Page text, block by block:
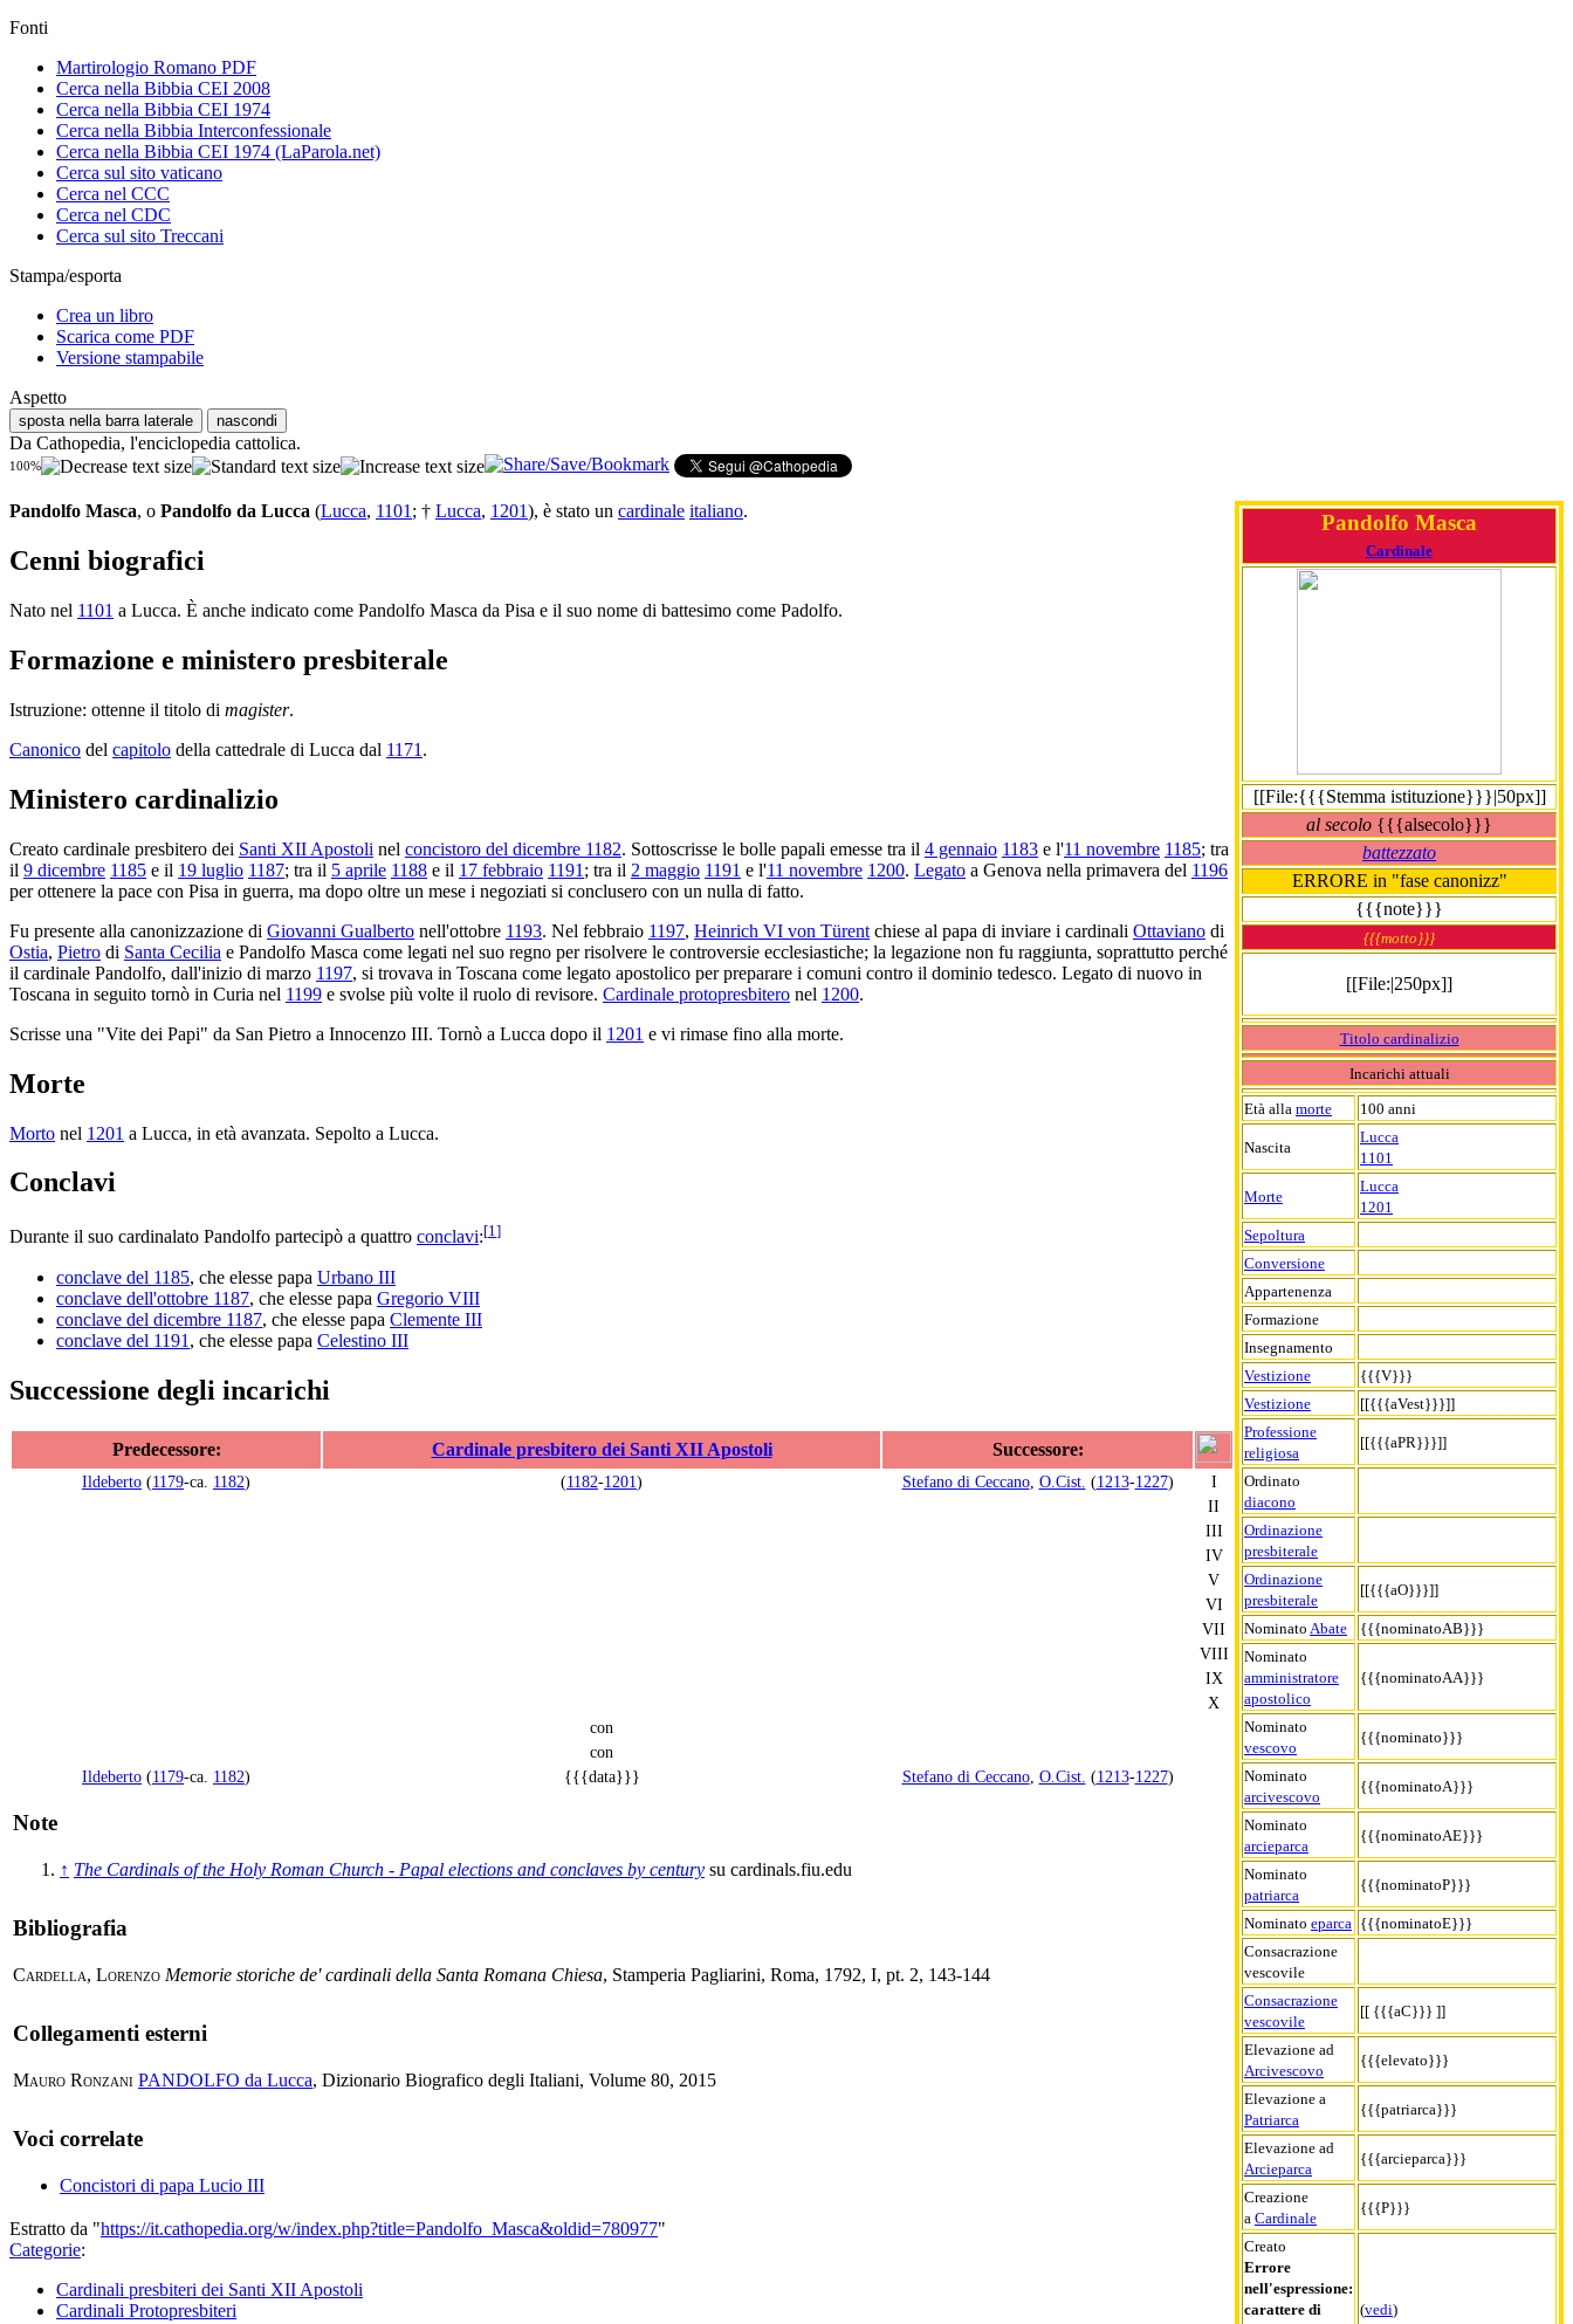
Fonti
Martirologio Romano PDF
Cerca nella Bibbia CEI 2008
Cerca nella Bibbia CEI 1974
Cerca nella Bibbia Interconfessionale
Cerca nella Bibbia CEI 1974 (LaParola.net)
Cerca sul sito vaticano
Cerca nel CCC
Cerca nel CDC
Cerca sul sito Treccani
Stampa/esporta
Crea un libro
Scarica come PDF
Versione stampabile
Aspetto
sposta nella barra laterale nascondi
Da Cathopedia, l'enciclopedia cattolica.
100%
Pandolfo Masca
Cardinale
[[File:{{{Stemma istituzione}}}|50px]]
al secolo {{{alsecolo}}}
battezzato
ERRORE in "fase canonizz"
{{{note}}}
{{{motto}}}
[[File:|250px]]
Titolo cardinalizio
Incarichi attuali
Età alla morte 100 anni
Nascita
Lucca
1101
Morte
Lucca
1201
Sepoltura
Conversione
Appartenenza
Formazione
Insegnamento
Vestizione
{{{V}}}
Vestizione
[[{{{aVest}}}]]
Professione
religiosa
[[{{{aPR}}}]]
Ordinato
diacono
Ordinazione
presbiterale
Ordinazione
presbiterale
[[{{{aO}}}]]
Nominato Abate
{{{nominatoAB}}}
Nominato
amministratore
apostolico
{{{nominatoAA}}}
Nominato
vescovo
{{{nominato}}}
Nominato
arcivescovo
{{{nominatoA}}}
Nominato
arcieparca
{{{nominatoAE}}}
Nominato
patriarca
{{{nominatoP}}}
Nominato eparca {{{nominatoE}}}
Consacrazione
vescovile
Consacrazione
vescovile
[[ {{{aC}}} ]]
Elevazione ad
Arcivescovo
{{{elevato}}}
Elevazione a
Patriarca
{{{patriarca}}}
Elevazione ad
Arcieparca
{{{arcieparca}}}
Creazione
a Cardinale
{{{P}}}
Creato
Errore
nell'espressione:
carattere di
(vedi)
Pandolfo Masca, o Pandolfo da Lucca (Lucca, 1101 ; † Lucca, 1201), è stato un cardinale italiano.
Cenni biografici
Nato nel 1101 a Lucca. È anche indicato come Pandolfo Masca da Pisa e il suo nome di battesimo come Padolfo.
Formazione e ministero presbiterale
Istruzione: ottenne il titolo di magister.
Canonico del capitolo della cattedrale di Lucca dal 1171 .
Ministero cardinalizio
Creato cardinale presbitero dei Santi XII Apostoli nel concistoro del dicembre 1182. Sottoscrisse le bolle papali emesse tra il 4 gennaio 1183 e l'11 novembre 1185; tra
il 9 dicembre 1185 e il 19 luglio 1187; tra il 5 aprile 1188 e il 17 febbraio 1191 ; tra il 2 maggio 1191 e l'11 novembre 1200. Legato a Genova nella primavera del 1196
per ottenere la pace con Pisa in guerra, ma dopo oltre un mese i negoziati si conclusero con un nulla di fatto.
Fu presente alla canonizzazione di Giovanni Gualberto nell'ottobre 1193. Nel febbraio 1197, Heinrich VI von Türent chiese al papa di inviare i cardinali Ottaviano di
Ostia, Pietro di Santa Cecilia e Pandolfo Masca come legati nel suo regno per risolvere le controversie ecclesiastiche; la legazione non fu raggiunta, soprattutto perché
il cardinale Pandolfo, dall'inizio di marzo 1197, si trovava in Toscana come legato apostolico per preparare i comuni contro il dominio tedesco. Legato di nuovo in
Toscana in seguito tornò in Curia nel 1199 e svolse più volte il ruolo di revisore. Cardinale protopresbitero nel 1200.
Scrisse una "Vite dei Papi" da San Pietro a Innocenzo III. Tornò a Lucca dopo il 1201 e vi rimase fino alla morte.
Morte
Morto nel 1201 a Lucca, in età avanzata. Sepolto a Lucca.
Conclavi
Durante il suo cardinalato Pandolfo partecipò a quattro conclavi:[1]
conclave del 1185, che elesse papa Urbano III
conclave dell'ottobre 1187, che elesse papa Gregorio VIII
conclave del dicembre 1187, che elesse papa Clemente III
conclave del 1191 , che elesse papa Celestino III
Successione degli incarichi
Predecessore: Cardinale presbitero dei Santi XII Apostoli Successore:
Ildeberto (1179-ca. 1182) (1182-1201) Stefano di Ceccano, O.Cist. (1213-1227)
I
II
III
IV
V
VI
VII
VIII
IX
X
con
con
Ildeberto (1179-ca. 1182) {{{data}}} Stefano di Ceccano, O.Cist. (1213-1227)
Note
↑ The Cardinals of the Holy Roman Church - Papal elections and conclaves by century su cardinals.fiu.edu
Bibliografia
Cardella, Lorenzo Memorie storiche de' cardinali della Santa Romana Chiesa, Stamperia Pagliarini, Roma, 1792, I, pt. 2, 143-144
Collegamenti esterni
Mauro Ronzani PANDOLFO da Lucca, Dizionario Biografico degli Italiani, Volume 80, 2015
Voci correlate
Concistori di papa Lucio III
Estratto da "https://it.cathopedia.org/w/index.php?title=Pandolfo_Masca&oldid=780977"
Categorie:
Cardinali presbiteri dei Santi XII Apostoli
Cardinali Protopresbiteri